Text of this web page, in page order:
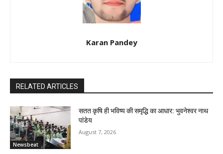
Karan Pandey
RELATED ARTICLES
Newsbeat
सतत कृषि ही भविष्य की समृद्धि का आधार: भुवनेश्वर नाथ
पांडेय
August 7, 2026